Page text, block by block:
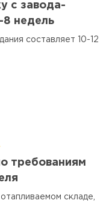
с завода-
8 недель
составляет 10-12
требованиям
складе,